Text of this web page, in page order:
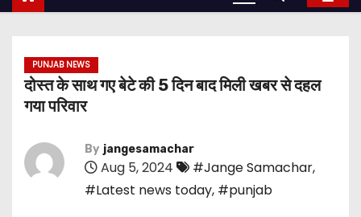
PUNJAB NEWS
दोस्त के साथ गए बेटे की 5 दिन बाद मिली खबर से दहल
गया परिवार
By jangesamachar
Aug 5, 2024 #Jange Samachar,
#Latest news today, #punjab